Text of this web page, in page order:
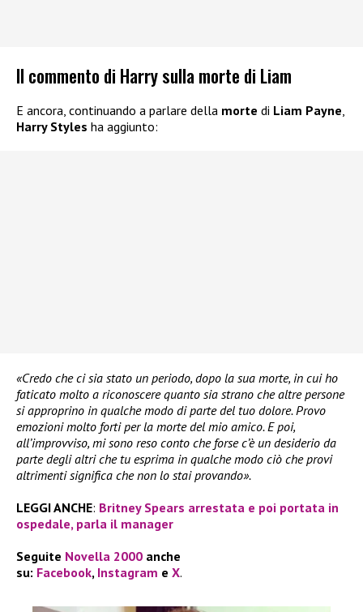
Il commento di Harry sulla morte di Liam
E ancora, continuando a parlare della morte di Liam Payne,
Harry Styles ha aggiunto:
«Credo che ci sia stato un periodo, dopo la sua morte, in cui ho
faticato molto a riconoscere quanto sia strano che altre persone
si approprino in qualche modo di parte del tuo dolore. Provo
emozioni molto forti per la morte del mio amico. E poi,
all’improvviso, mi sono reso conto che forse c’è un desiderio da
parte degli altri che tu esprima in qualche modo ciò che provi
altrimenti significa che non lo stai provando».
LEGGI ANCHE: Britney Spears arrestata e poi portata in
ospedale, parla il manager
Seguite Novella 2000 anche
su: Facebook, Instagram e X.